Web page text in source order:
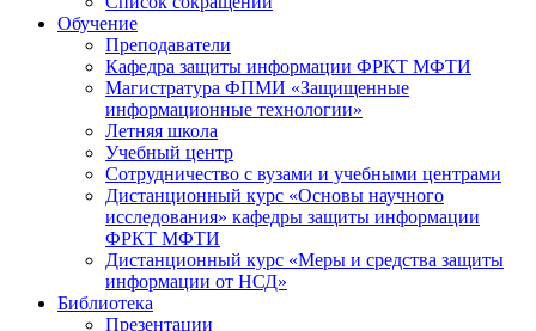
Обучение
Преподаватели
Кафедра защиты информации ФРКТ МФТИ
Магистратура ФПМИ «Защищенные
информационные технологии»
Летняя школа
Учебный центр
Сотрудничество с вузами и учебными центрами
Дистанционный курс «Основы научного
исследования» кафедры защиты информации
ФРКТ МФТИ
Дистанционный курс «Меры и средства защиты
информации от НСД»
Библиотека
Презентации